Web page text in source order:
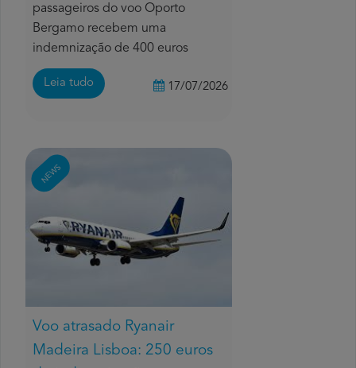
passageiros do voo Oporto
Bergamo recebem uma
indemnização de 400 euros
Leia tudo 17/07/2026
NEWS
Voo atrasado Ryanair
Madeira Lisboa: 250 euros